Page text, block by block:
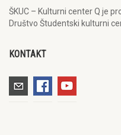
ŠKUC – Kulturni center Q je
Društvo Študentski kulturni
KONTAKT